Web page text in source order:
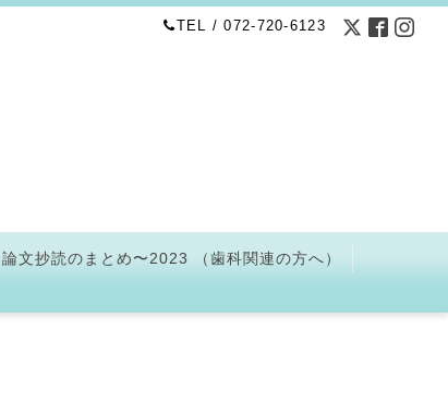
TEL / 072-720-6123
論文抄読のまとめ〜2023 （歯科関連の方へ）